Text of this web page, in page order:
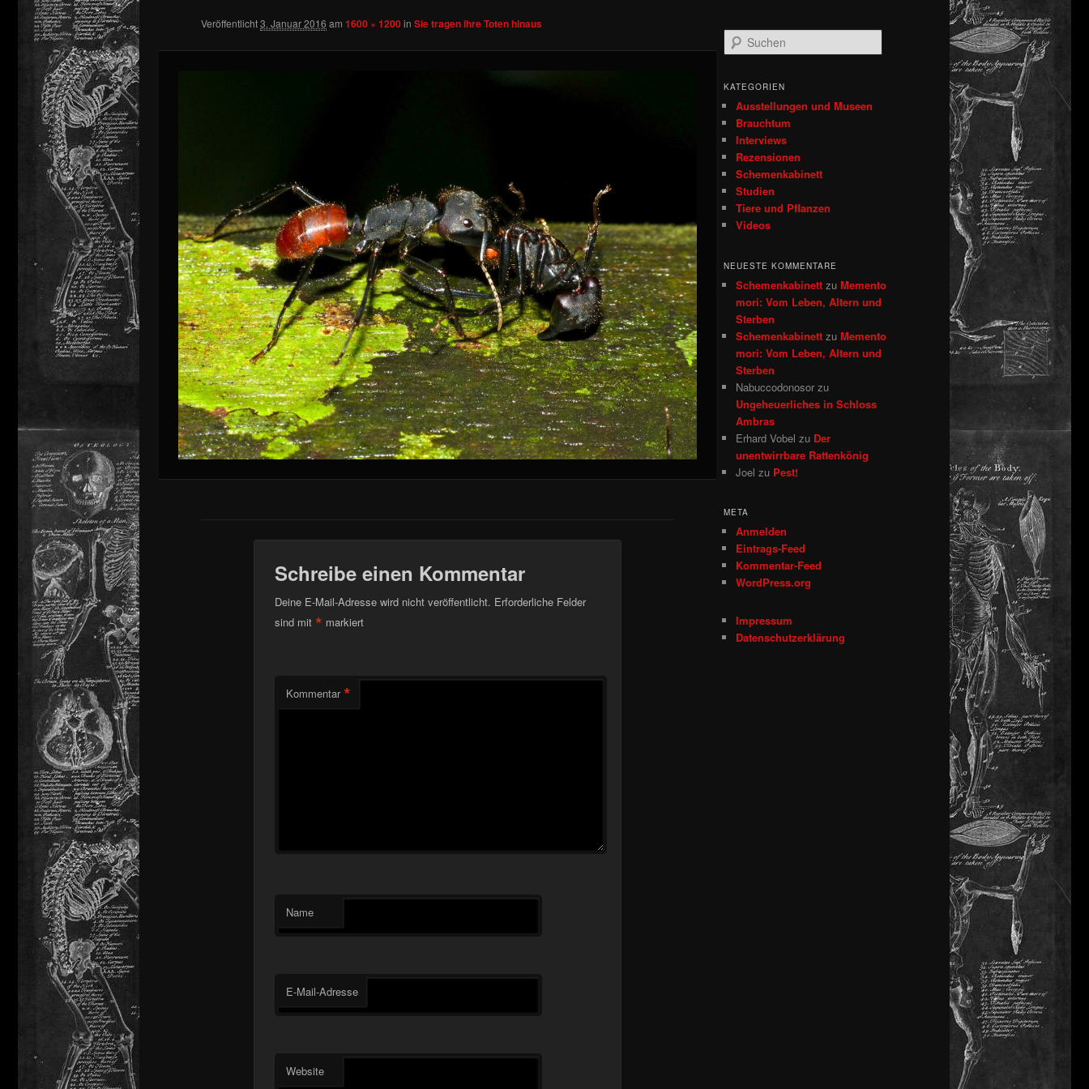
springen
Veröffentlicht3. Januar 2016 am 1600 × 1200in Sie tragen ihre Toten hinaus
Schreibe einen Kommentar
Deine E-Mail-Adresse wird nicht veröffentlicht. Erforderliche Felder
sind mit * markiert
Kommentar *
Name
E-Mail-Adresse
Website
u
h
KATEGORIEN
Ausstellungen und Museen
Brauchtum
Interviews
Rezensionen
Schemenkabinett
Studien
Tiere und Pflanzen
Videos
NEUESTE KOMMENTARE
Schemenkabinett zu Memento
mori: Vom Leben, Altern und
Sterben
Schemenkabinett zu Memento
mori: Vom Leben, Altern und
Sterben
Nabuccodonosor zu
Ungeheuerliches in Schloss
Ambras
Erhard Vobel zu Der
unentwirrbare Rattenkönig
Joel zu Pest!
META
Anmelden
Eintrags-Feed
Kommentar-Feed
WordPress.org
Impressum
Datenschutzerklärung